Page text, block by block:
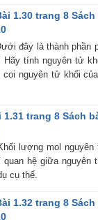
1.30 trang 8
đây là thành phần
Hãy tính nguyên tử
coi nguyên tử khối
1.31 trang 8 Sách
lượng mol
quan hệ giữa nguyên
cụ thể.
1.32 trang 8